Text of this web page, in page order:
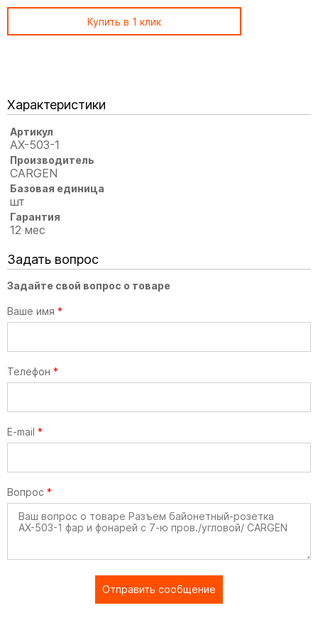
Купить в 1 клик
Характеристики
Артикул
АХ-503-1
Производитель
CARGEN
Базовая единица
шт
Гарантия
12 мес
Задать вопрос
Задайте свой вопрос о товаре
Ваше имя *
Телефон *
E-mail *
Вопрос *
Отправить сообщение